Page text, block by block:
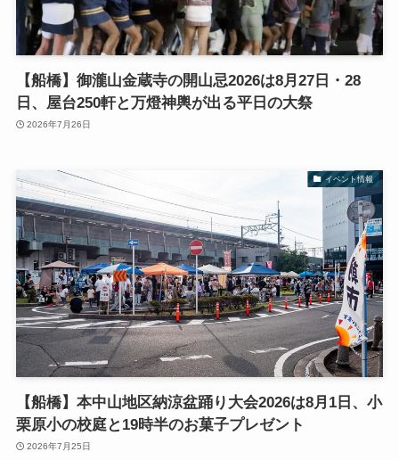
【船橋】御瀧山金蔵寺の開山忌2026は8月27日・28
日、屋台250軒と万燈神輿が出る平日の大祭
2026年7月26日
イベント情報
【船橋】本中山地区納涼盆踊り大会2026は8月1日、小
栗原小の校庭と19時半のお菓子プレゼント
2026年7月25日